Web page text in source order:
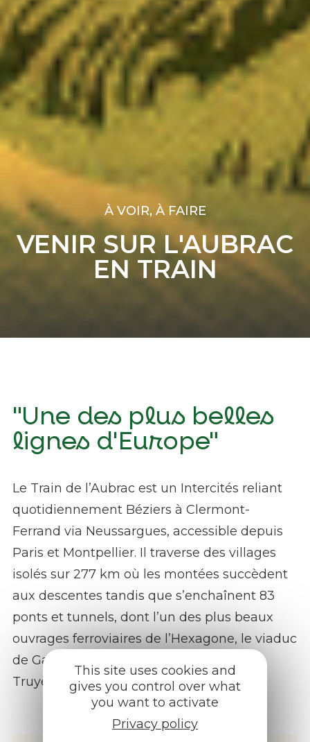
À VOIR, À FAIRE
VENIR SUR L'AUBRAC
EN TRAIN
"Une des plus belles
lignes d'Europe"
Le Train de l’Aubrac est un Intercités reliant
quotidiennement Béziers à Clermont-
Ferrand via Neussargues, accessible depuis
Paris et Montpellier. Il traverse des villages
isolés sur 277 km où les montées succèdent
aux descentes tandis que s’enchaînent 83
ponts et tunnels, dont l’un des plus beaux
ouvrages ferroviaires de l’Hexagone, le viaduc
de Garabit, enjambant les gorges de la
Truyère à 122 mètres de hauteur.
This site uses cookies and
gives you control over what
you want to activate
Privacy policy